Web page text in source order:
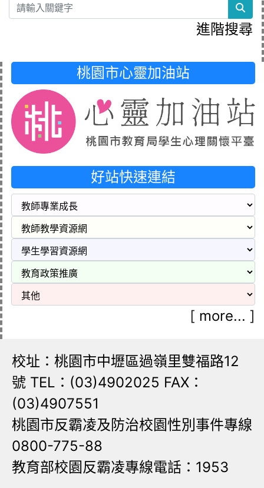
進階搜尋
桃園市心靈加油站
好站快速連結
[ more... ]
校址：桃園市中壢區過嶺里雙福路12
號 TEL：(03)4902025 FAX：
(03)4907551
桃園市反霸凌及防治校園性別事件專線
0800-775-88
教育部校園反霸凌專線電話：1953